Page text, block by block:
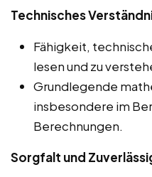
Technisches
Fähigkeit,
lesen und zu
Grundlegende
insbesondere im
Berechnungen.
Sorgfalt und